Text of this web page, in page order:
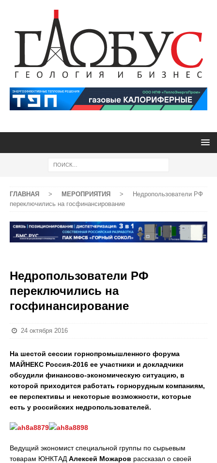
ГЛАВНАЯ > МЕРОПРИЯТИЯ >
Недропользователи РФ
переключились на госфинансирование
Недропользователи РФ
переключились на
госфинансирование
24 октября 2016
На шестой сессии горнопромышленного форума
МАЙНЕКС Россия-2016 ее участники и докладчики
обсудили финансово-экономическую ситуацию, в
которой приходится работать горнорудным компаниям,
ее перспективы и некоторые возможности, которые
есть у российских недропользователей.
Ведущий экономист специальной группы по сырьевым
товарам ЮНКТАД Алексей Можаров рассказал о своей